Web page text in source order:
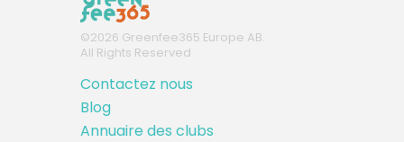
©2026 Greenfee365 Europe AB.
All Rights Reserved
Contactez nous
Blog
Annuaire des clubs